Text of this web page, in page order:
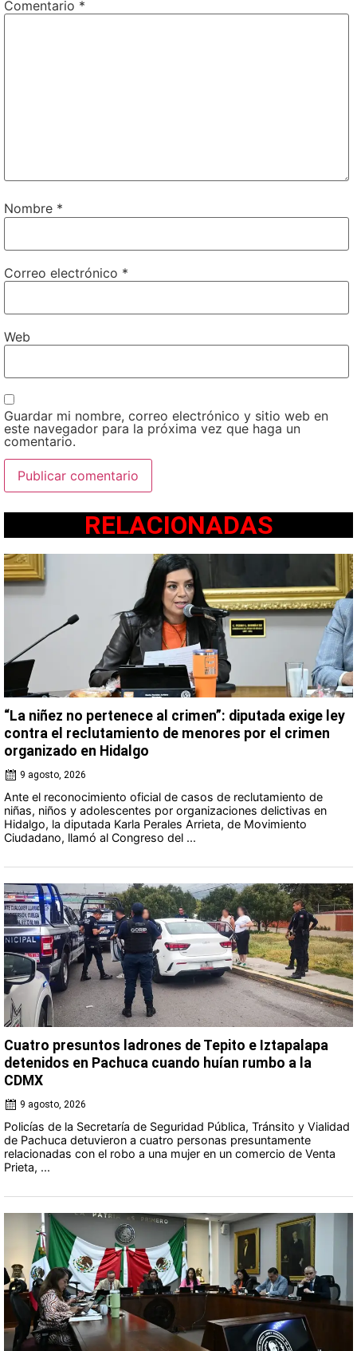
Comentario *
Nombre *
Correo electrónico *
Web
Guardar mi nombre, correo electrónico y sitio web en
este navegador para la próxima vez que haga un
comentario.
RELACIONADAS
“La niñez no pertenece al crimen”: diputada exige ley
contra el reclutamiento de menores por el crimen
organizado en Hidalgo
9 agosto, 2026
Ante el reconocimiento oficial de casos de reclutamiento de
niñas, niños y adolescentes por organizaciones delictivas en
Hidalgo, la diputada Karla Perales Arrieta, de Movimiento
Ciudadano, llamó al Congreso del ...
Cuatro presuntos ladrones de Tepito e Iztapalapa
detenidos en Pachuca cuando huían rumbo a la
CDMX
9 agosto, 2026
Policías de la Secretaría de Seguridad Pública, Tránsito y Vialidad
de Pachuca detuvieron a cuatro personas presuntamente
relacionadas con el robo a una mujer en un comercio de Venta
Prieta, ...